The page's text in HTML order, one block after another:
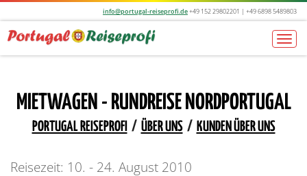
info@portugal-reiseprofi.de+49 152 29802201 | +49 6898 5489803
MIETWAGEN - RUNDREISE NORDPORTUGAL
PORTUGAL REISEPROFI / ÜBER UNS/ KUNDEN ÜBER UNS
Reisezeit: 10. - 24. August 2010